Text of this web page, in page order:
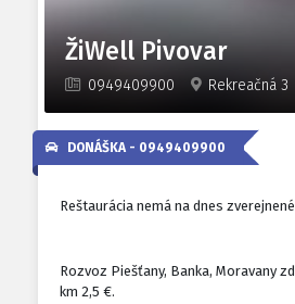
ŽiWell Pivovar
0949409900 Rekreačná 3
DONÁŠKA - 0949409900
Reštaurácia nemá na dnes
Rozvoz Piešťany, Banka, Moravany
km 2,5 €.